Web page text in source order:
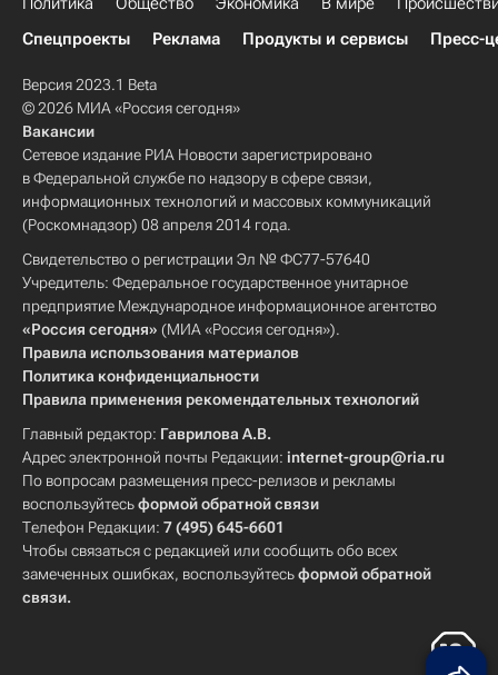
Спецпроекты
Реклама Продукты и сервисы Пресс-
Версия 2023.1 Beta
© 2026 МИА «Россия сегодня»
Вакансии
Сетевое издание РИА Новости зарегистрировано
в Федеральной службе по надзору в сфере связи,
информационных технологий и массовых коммуникаций
(Роскомнадзор) 08 апреля 2014 года.
Свидетельство о регистрации Эл № ФС77-57640
Учредитель: Федеральное государственное унитарное
предприятие Международное информационное агентство
«Россия сегодня» (МИА «Россия сегодня»).
Правила использования материалов
Политика конфиденциальности
Правила применения рекомендательных технологий
Главный редактор: Гаврилова А.В.
Адрес электронной почты Редакции: internet-group@ria.ru
По вопросам размещения пресс-релизов и рекламы
воспользуйтесьформой обратной связи
Телефон Редакции: 7 (495) 645-6601
Чтобы связаться с редакцией или сообщить обо всех
замеченных ошибках, воспользуйтесьформой обратной
связи.